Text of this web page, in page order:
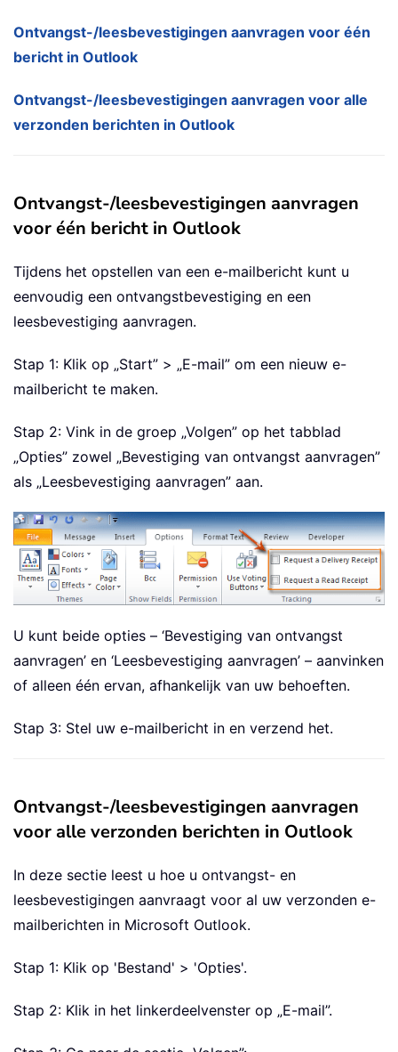
Ontvangst-/leesbevestigingen aanvragen voor één
bericht in Outlook
Ontvangst-/leesbevestigingen aanvragen voor alle
verzonden berichten in Outlook
Ontvangst-/leesbevestigingen aanvragen
voor één bericht in Outlook
Tijdens het opstellen van een e-mailbericht kunt u
eenvoudig een ontvangstbevestiging en een
leesbevestiging aanvragen.
Stap 1: Klik op „Start” > „E-mail” om een nieuw e-
mailbericht te maken.
Stap 2: Vink in de groep „Volgen” op het tabblad
„Opties” zowel „Bevestiging van ontvangst aanvragen”
als „Leesbevestiging aanvragen” aan.
U kunt beide opties – ‘Bevestiging van ontvangst
aanvragen’ en ‘Leesbevestiging aanvragen’ – aanvinken
of alleen één ervan, afhankelijk van uw behoeften.
Stap 3: Stel uw e-mailbericht in en verzend het.
Ontvangst-/leesbevestigingen aanvragen
voor alle verzonden berichten in Outlook
In deze sectie leest u hoe u ontvangst- en
leesbevestigingen aanvraagt voor al uw verzonden e-
mailberichten in Microsoft Outlook.
Stap 1: Klik op 'Bestand' > 'Opties'.
Stap 2: Klik in het linkerdeelvenster op „E-mail”.